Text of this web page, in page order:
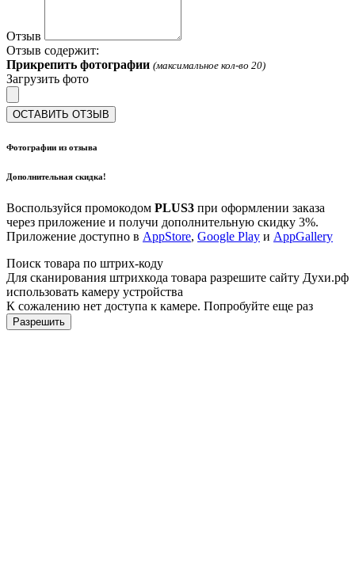
Отзыв
Отзыв содержит:
Прикрепить фотографии (максимальное кол-во 20)
Загрузить фото
ОСТАВИТЬ ОТЗЫВ
Фотографии из отзыва
Дополнительная скидка!
Воспользуйся промокодом PLUS3 при оформлении заказа
через приложение и получи дополнительную скидку 3%.
Приложение доступно в AppStore, Google Play и AppGallery
Поиск товара по штрих-коду
Для сканирования штрихкода товара разрешите сайту Духи.рф
использовать камеру устройства
К сожалению нет доступа к камере. Попробуйте еще раз
Разрешить